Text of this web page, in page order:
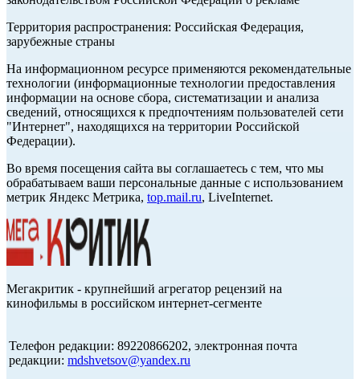
Территория распространения: Российская Федерация,
зарубежные страны
На информационном ресурсе применяются рекомендательные
технологии (информационные технологии предоставления
информации на основе сбора, систематизации и анализа
сведений, относящихся к предпочтениям пользователей сети
"Интернет", находящихся на территории Российской
Федерации).
Во время посещения сайта вы соглашаетесь с тем, что мы
обрабатываем ваши персональные данные с использованием
метрик Яндекс Метрика, top.mail.ru, LiveInternet.
Мегакритик - крупнейший агрегатор рецензий на
кинофильмы в российском интернет-сегменте
Телефон редакции: 89220866202, электронная почта
редакции: mdshvetsov@yandex.ru